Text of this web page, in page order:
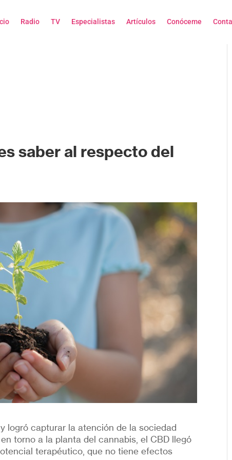
Radio TV Especialistas Artículos Conóceme
saber al respecto del
logró capturar la atención de la sociedad
torno a la planta del cannabis, el CBD llegó
terapéutico, que no tiene efectos